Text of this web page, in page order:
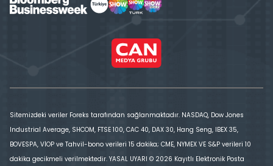
Sitemizdeki veriler Foreks tarafından sağlanmaktadır. NASDAQ, Dow Jones
Industrial Average, SHCOM, FTSE 100, CAC 40, DAX 30, Hang Seng, IBEX 35,
BOVESPA, VİOP ve Tahvil-bono verileri 15 dakika; CME, NYMEX VE S&P verileri 10
dakika gecikmeli verilmektedir. YASAL UYARI © 2026 Kayıtlı Elektronik Posta